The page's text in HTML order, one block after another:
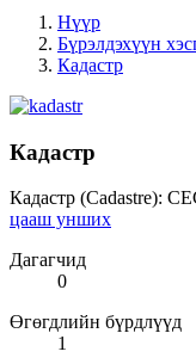
Нүүр
Бүрэлдэхүүн
Кадастр
Кадастр
Кадастр (Cadastre):
цааш унших
Дагагчид
0
Өгөгдлийн бүрдлүүд
1